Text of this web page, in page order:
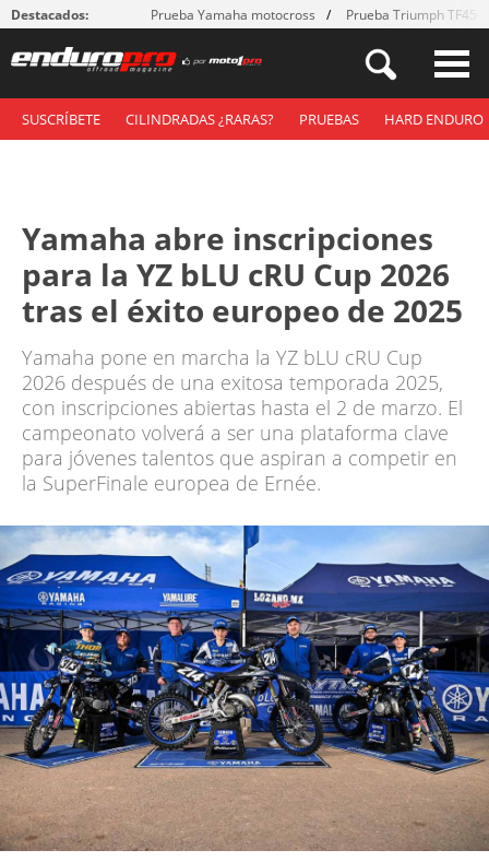
Destacados: Prueba Yamaha motocross Prueba Triumph
SUSCRÍBETE CILINDRADAS ¿RARAS? PRUEBAS HARD ENDURO
Yamaha abre inscripciones
para la YZ bLU cRU Cup 2026
tras el éxito europeo de 2025
Yamaha pone en marcha la YZ bLU cRU Cup
2026 después de una exitosa temporada 2025,
con inscripciones abiertas hasta el 2 de marzo. El
campeonato volverá a ser una plataforma clave
para jóvenes talentos que aspiran a competir en
la SuperFinale europea de Ernée.